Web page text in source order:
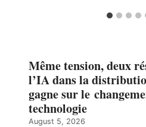
Même tension, deux
l’IA dans la
gagne sur le
technologie
August 5, 2026